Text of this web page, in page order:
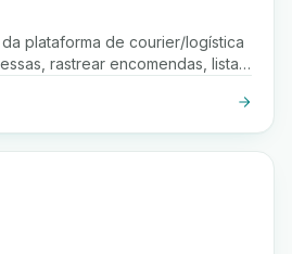
plataforma de courier/logística
rastrear encomendas, listar